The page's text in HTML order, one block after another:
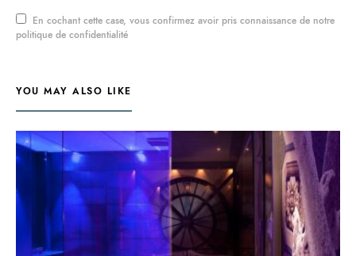
En cochant cette case, vous confirmez avoir pris connaissance de notre
politique de confidentialité
YOU MAY ALSO LIKE